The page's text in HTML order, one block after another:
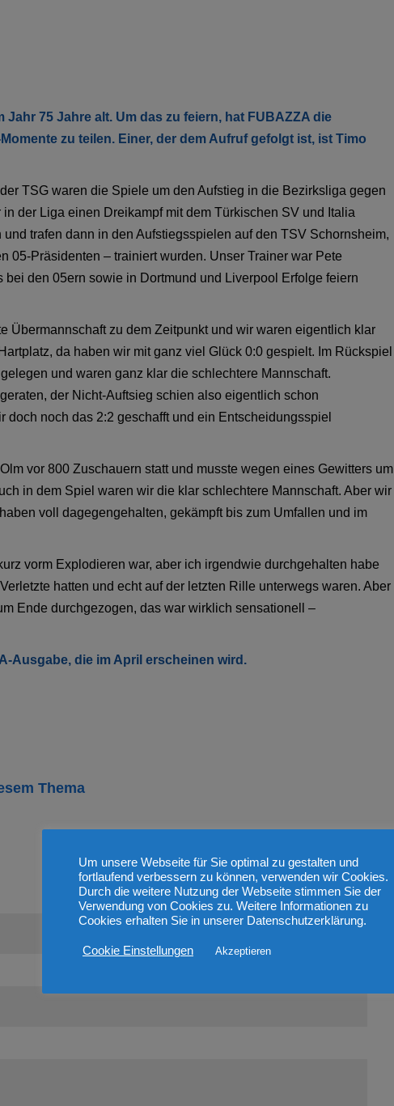
75 Jahre alt. Um das zu feiern, hat FUBAZZA die
zu teilen. Einer, der dem Aufruf gefolgt ist, ist Timo
TSG waren die Spiele um den Aufstieg in die Bezirksliga gegen
der Liga einen Dreikampf mit dem Türkischen SV und Italia
trafen dann in den Aufstiegsspielen auf den TSV Schornsheim,
05-Präsidenten – trainiert wurden. Unser Trainer war Pete
den 05ern sowie in Dortmund und Liverpool Erfolge feiern
Übermannschaft zu dem Zeitpunkt und wir waren eigentlich klar
da haben wir mit ganz viel Glück 0:0 gespielt. Im Rückspiel
und waren ganz klar die schlechtere Mannschaft.
der Nicht-Auftsieg schien also eigentlich schon
noch das 2:2 geschafft und ein Entscheidungsspiel
vor 800 Zuschauern statt und musste wegen eines Gewitters um
in dem Spiel waren wir die klar schlechtere Mannschaft. Aber wir
voll dagegengehalten, gekämpft bis zum Umfallen und im
vorm Explodieren war, aber ich irgendwie durchgehalten habe
hatten und echt auf der letzten Rille unterwegs waren. Aber
Ende durchgezogen, das war wirklich sensationell –
Ausgabe, die im April erscheinen wird.
Thema
Um unsere Webseite für Sie optimal zu gestalten und
fortlaufend verbessern zu können, verwenden wir Cookies.
Durch die weitere Nutzung der Webseite stimmen Sie der
Verwendung von Cookies zu. Weitere Informationen zu
Cookies erhalten Sie in unserer Datenschutzerklärung.
Cookie Einstellungen Akzeptieren